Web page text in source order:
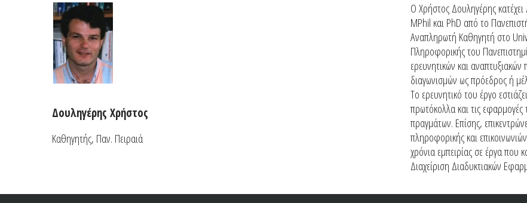
Δουληγέρης Χρήστος
Καθηγητής, Παν. Πειραιά
Ο Χρήστος Δουληγέρης
MPhil και PhD από το
Αναπληρωτή Καθηγητή στο
Πληροφορικής του
ερευνητικών και
διαγωνισμών ως πρόεδρος ή
Το ερευνητικό του έργο
πρωτόκολλα και τις εφαρμογές
πραγμάτων. Επίσης,
πληροφορικής και
χρόνια εμπειρίας σε έργα που
Διαχείριση Διαδυκτιακών